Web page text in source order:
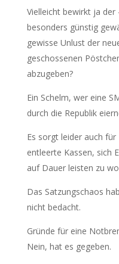
Vielleicht bewirkt ja
besonders günstig
gewisse Unlust der
geschossenen
abzugeben?
Ein Schelm, wer eine
durch die Republik
Es sorgt leider auch
entleerte Kassen, sich
auf Dauer leisten zu
Das Satzungschaos
nicht bedacht.
Gründe für eine
Nein, hat es gegeben.